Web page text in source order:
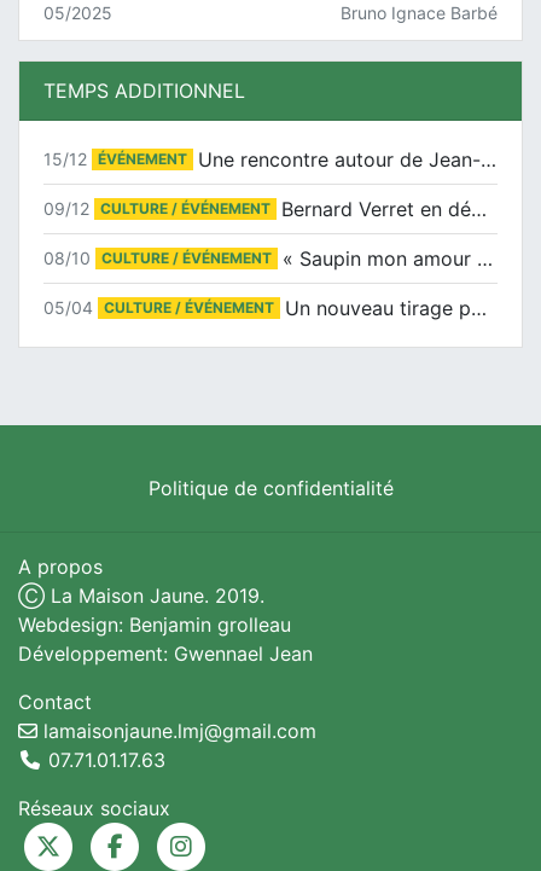
05/2025 Bruno Ignace Barbé
TEMPS ADDITIONNEL
15/12 ÉVÉNEMENT Une rencontre autour de Jean-Claude Suaudeau
09/12 CULTURE / ÉVÉNEMENT Bernard Verret en dédicaces le samedi 13 décembre à l’Espace Culturel Atlantis
08/10 CULTURE / ÉVÉNEMENT « Saupin mon amour » au salon du livre de Trentemoult
05/04 CULTURE / ÉVÉNEMENT Un nouveau tirage pour le Docu-BD
Politique de confidentialité
A propos
Ⓒ La Maison Jaune. 2019.
Webdesign: Benjamin grolleau
Développement: Gwennael Jean
Contact
lamaisonjaune.lmj@gmail.com
07.71.01.17.63
Réseaux sociaux